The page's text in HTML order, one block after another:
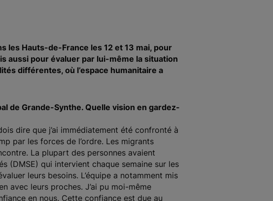
les Hauts-de-France les 12 et 13 mai, pour
aussi pour évaluer par lui-même la situation
différentes, où l’espace humanitaire a
de Grande-Synthe. Quelle vision en gardez-
dire que j’ai immédiatement été confronté à
par les forces de l’ordre. Les migrants
La plupart des personnes avaient
(DMSE) qui intervient chaque semaine sur les
leurs besoins. L’équipe a notamment mis
avec leurs proches. J’ai pu moi-même
en nous. Cette confiance est due au